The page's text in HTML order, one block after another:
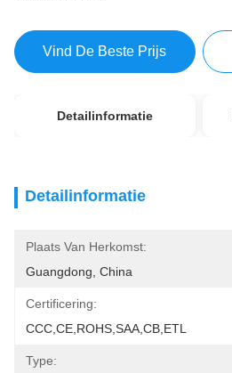
Vind De Beste Prijs
Detailinformatie
Detailinformatie
Plaats Van Herkomst:
Guangdong, China
Certificering:
CCC,CE,ROHS,SAA,CB,ETL
Type: